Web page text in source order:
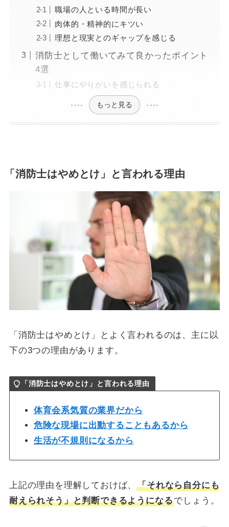
職場の人といる時間が長い
肉体的・精神的にキツい
理想と現実とのギャップを感じる
消防士として働いてみて良かったポイント
4選
仕事にやりがいを感じられる
もっと見る
「消防士はやめとけ」と言われる理由
「消防士はやめとけ」とよく言われるのは、主に以
下の3つの理由があります。
「消防士はやめとけ」と言われる理由
体育会系気質の業界だから
危険な現場に出動することもあるから
生活が不規則になるから
上記の理由を理解しておけば、「それなら自分にも
耐えられそう」と判断できるようになるでしょう。